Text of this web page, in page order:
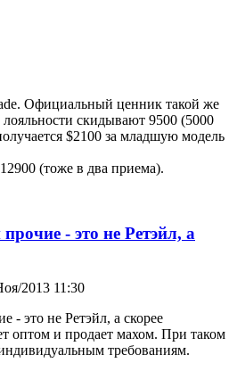
Официальный ценник такой же
скидывают 9500 (5000
$2100 за младшую модель
(тоже в два приема).
- это не Ретэйл, а
2013 11:30
- это не Ретэйл, а скорее
оптом и продает махом. При таком
требованиям.